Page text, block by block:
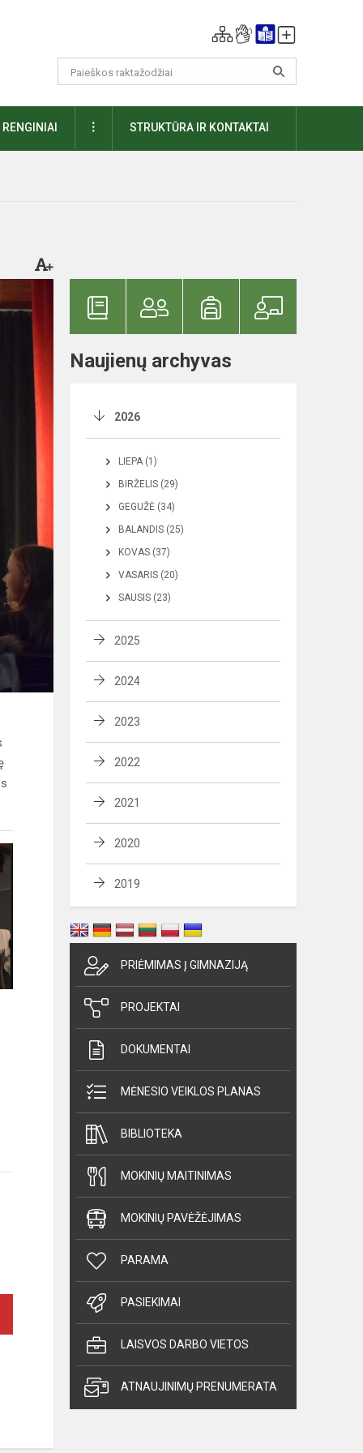
RENGINIAI DAUGIAUSTRUKTŪRA IR KONTAKTAI
Naujienų archyvas
2026
LIEPA (1)
BIRŽELIS (29)
GEGUŽĖ (34)
BALANDIS (25)
KOVAS (37)
VASARIS (20)
SAUSIS (23)
2025
2024
2023
2022
2021
2020
2019
PRIĖMIMAS Į GIMNAZIJĄ
PROJEKTAI
DOKUMENTAI
MĖNESIO VEIKLOS PLANAS
BIBLIOTEKA
MOKINIŲ MAITINIMAS
MOKINIŲ PAVĖŽĖJIMAS
PARAMA
PASIEKIMAI
LAISVOS DARBO VIETOS
ATNAUJINIMŲ PRENUMERATA